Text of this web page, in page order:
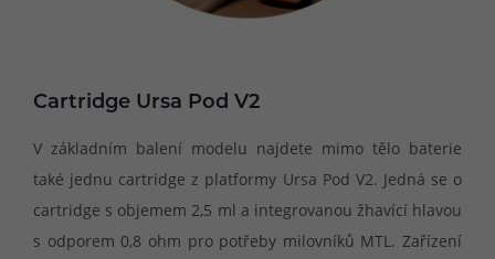
Cartridge Ursa Pod V2
V základním balení modelu najdete mimo tělo baterie
také jednu cartridge z platformy Ursa Pod V2. Jedná se o
cartridge s objemem 2,5 ml a integrovanou žhavící hlavou
s odporem 0,8 ohm pro potřeby milovníků MTL. Zařízení